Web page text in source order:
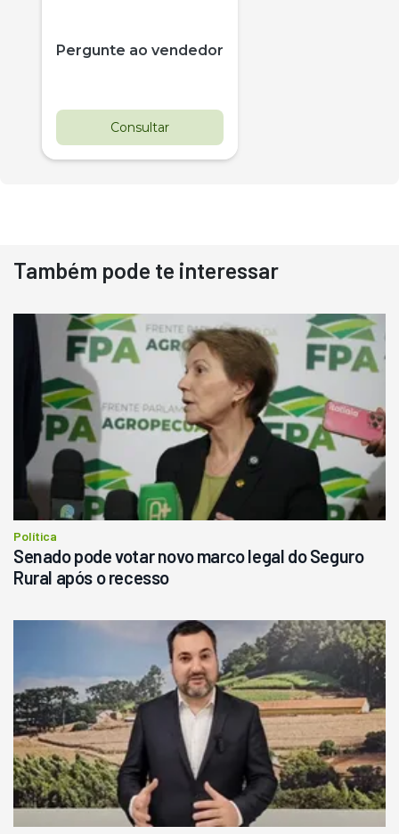
Pergunte ao vendedor
Consultar
Destaque
Usado
Pá Carregadeira Cat 966
Ano 1987
Londrina
R$ 145.000
Consultar
Também pode te interessar
Política
Senado pode votar novo marco legal do Seguro
Rural após o recesso